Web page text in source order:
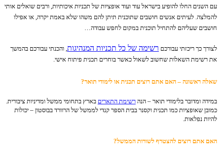
עם השנים החלו להופיע בישראל עוד ועוד אופציות של תכניות איכותיות, ורבים שואלים אותי
להמלצה. לעיתים אנשים חושבים שתוכנית תיתן להם משהו שלא באמת יקרה, או אפילו
חושבים שעליהם להתחיל תוכנית במקום לחפש עבודה…
לצורך כך ריכזתי עבורכם רשימה של כל תכניות המנהיגות, והכנתי עבורכם בהמשך
את רשימת השאלות שחשוב לשאול כאשר בוחרים תכנית פיתוח אישי.
שאלה ראשונה – האם אתם רוצים תכנית או לימודי תואר?
במידה ומדובר בלימודי תואר – הנה רשימת התארים בארץ בתחומי ממשל ומדיניות ציבורית.
כמובן שאופציות כמו תכנית וקסנר בבית הספר קנדי לממשל של הרוורד בבוסטון – יכולות
להיות נפלאות.
האם אתם רוצים להצטרף לשורות הממשל?